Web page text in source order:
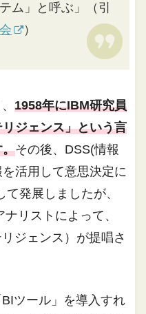
ム」と呼ぶ」（引
）
1958年にIBM研究員
ジェンス」という言
。その後、DSS(情報
活用して意思決定に
発展しましたが、
リストによって、
ジェンス）が提唱さ
ツール」を導入すれ